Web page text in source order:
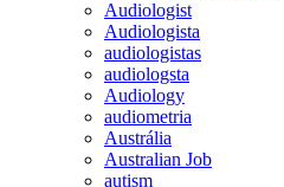
Audiologist
Audiologista
audiologistas
audiologsta
Audiology
audiometria
Austrália
Australian Job
autism